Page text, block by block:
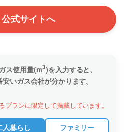
式サイトへ
ス使用量(m3)を入力すると、
いガス会社が分かります。
ランに限定して掲載しています。
人暮らし ファミリー